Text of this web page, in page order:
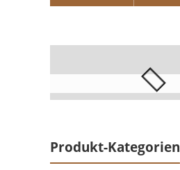
for
Overland
Produkt-Kategorien